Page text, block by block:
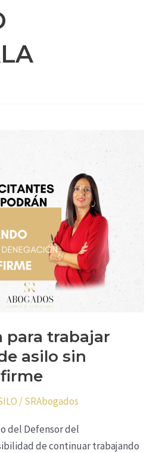
para trabajar
asilo sin
/SRAbogados
del Defensor del
de continuar trabajando